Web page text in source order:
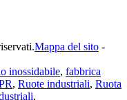
Mappa del sito -
inossidabile, fabbrica
, Ruote industriali, Ruota
,